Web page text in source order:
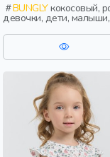
BUNGLYкокосовый, россия,
девочки, дети, малыши,